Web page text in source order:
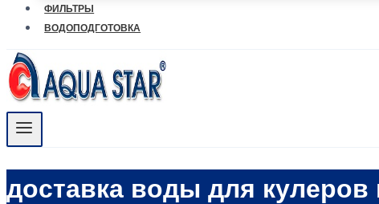
ФИЛЬТРЫ
ВОДОПОДГОТОВКА
доставка воды для